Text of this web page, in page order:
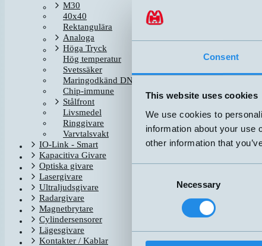
Consent
This website uses cookies
We use cookies to
information about your use
other information that
Necessary
M30
40x40
Rektangulära
Analoga
Höga Tryck
Hög temperatur
Svetssäker
Maringodkänd DNV-GL
Chip-immune
Stålfront
Livsmedel
Ringgivare
Varvtalsvakt
IO-Link - Smart
Kapacitiva Givare
Optiska givare
Lasergivare
Ultraljudsgivare
Radargivare
Magnetbrytare
Cylindersensorer
Lägesgivare
Kontakter / Kablar